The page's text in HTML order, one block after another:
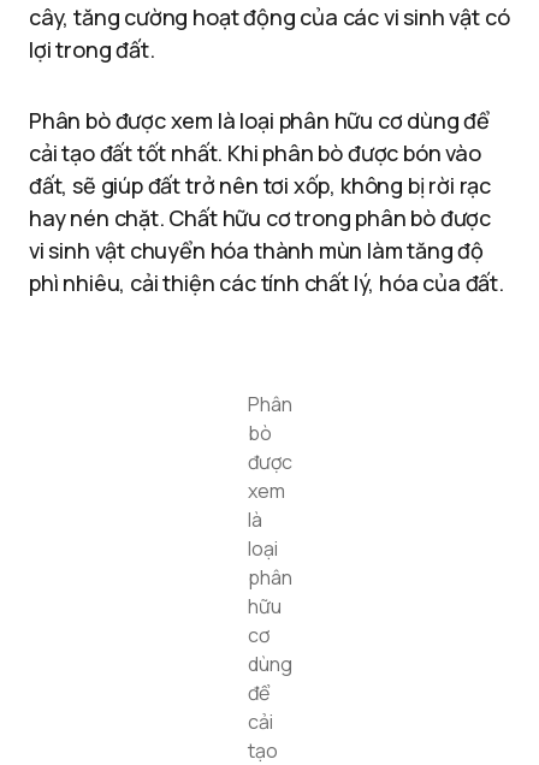
cây, tăng cường hoạt động của các vi sinh vật có
lợi trong đất.
Phân bò được xem là loại phân hữu cơ dùng để
cải tạo đất tốt nhất. Khi phân bò được bón vào
đất, sẽ giúp đất trở nên tơi xốp, không bị rời rạc
hay nén chặt. Chất hữu cơ trong phân bò được
vi sinh vật chuyển hóa thành mùn làm tăng độ
phì nhiêu, cải thiện các tính chất lý, hóa của đất.
Phân
bò
được
xem
là
loại
phân
hữu
cơ
dùng
để
cải
tạo